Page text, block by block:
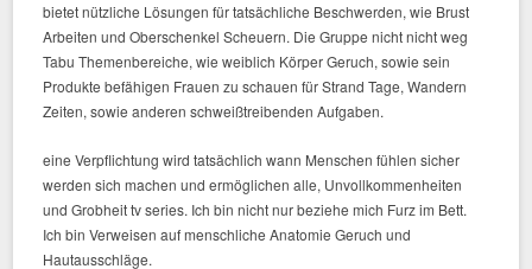
bietet nützliche Lösungen für tatsächliche Beschwerden, wie Brust
Arbeiten und Oberschenkel Scheuern. Die Gruppe nicht nicht weg
Tabu Themenbereiche, wie weiblich Körper Geruch, sowie sein
Produkte befähigen Frauen zu schauen für Strand Tage, Wandern
Zeiten, sowie anderen schweißtreibenden Aufgaben.
eine Verpflichtung wird tatsächlich wann Menschen fühlen sicher
werden sich machen und ermöglichen alle, Unvollkommenheiten
und Grobheit tv series. Ich bin nicht nur beziehe mich Furz im Bett.
Ich bin Verweisen auf menschliche Anatomie Geruch und
Hautausschläge.